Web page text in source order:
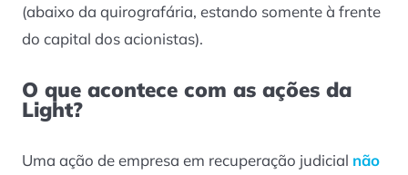
(abaixo da quirografária, estando somente à frente
do capital dos acionistas).
O que acontece com as ações da
Light?
Uma ação de empresa em recuperação judicial não